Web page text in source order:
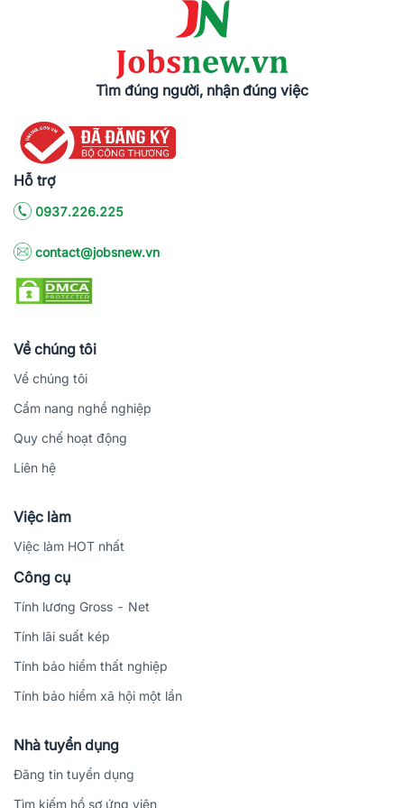
Tìm đúng người, nhận đúng việc
Hỗ trợ
0937.226.225
contact@jobsnew.vn
Về chúng tôi
Về chúng tôi
Cẩm nang nghề nghiệp
Quy chế hoạt động
Liên hệ
Việc làm
Việc làm HOT nhất
Công cụ
Tính lương Gross - Net
Tính lãi suất kép
Tính bảo hiểm thất nghiệp
Tính bảo hiểm xã hội một lần
Nhà tuyển dụng
Đăng tin tuyển dụng
Tìm kiếm hồ sơ ứng viên